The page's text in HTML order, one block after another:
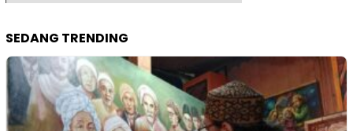
SEDANG TRENDING